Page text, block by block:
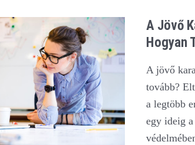
A Jövő
Hogyan
A jövő
tovább?
a legtöbb
egy ideig